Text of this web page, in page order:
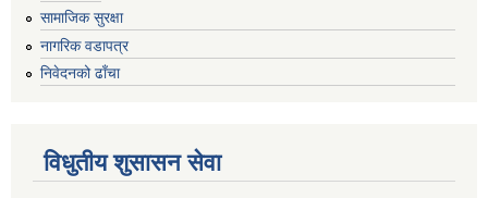
सामाजिक सुरक्षा
नागरिक वडापत्र
निवेदनको ढाँचा
विधुतीय शुसासन सेवा